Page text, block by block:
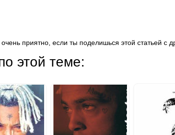
приятно, если ты поделишься этой статьей с
этой теме: